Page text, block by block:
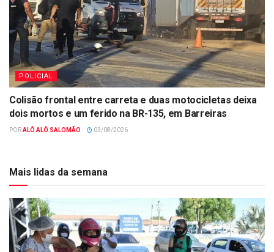
POLICIAL
Colisão frontal entre carreta e duas motocicletas deixa
dois mortos e um ferido na BR-135, em Barreiras
PORALÔ ALÔ SALOMÃO 03/08/2026
Mais lidas da semana